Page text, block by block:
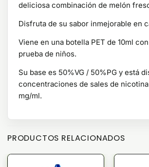
deliciosa combinación de melón
Disfruta de su sabor inmejorable en
Viene en una botella PET de 10ml
prueba de niños.
Su base es 50%VG / 50%PG y está
concentraciones de sales de nicotina
mg/ml.
PRODUCTOS RELACIONADOS